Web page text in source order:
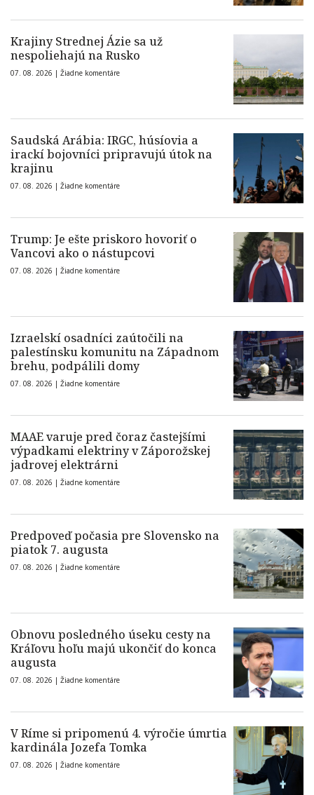
Krajiny Strednej Ázie sa už
nespoliehajú na Rusko
07. 08. 2026 | Žiadne komentáre
Saudská Arábia: IRGC, húsíovia a
irackí bojovníci pripravujú útok na
krajinu
07. 08. 2026 | Žiadne komentáre
Trump: Je ešte priskoro hovoriť o
Vancovi ako o nástupcovi
07. 08. 2026 | Žiadne komentáre
Izraelskí osadníci zaútočili na
palestínsku komunitu na Západnom
brehu, podpálili domy
07. 08. 2026 | Žiadne komentáre
MAAE varuje pred čoraz častejšími
výpadkami elektriny v Záporožskej
jadrovej elektrárni
07. 08. 2026 | Žiadne komentáre
Predpoveď počasia pre Slovensko na
piatok 7. augusta
07. 08. 2026 | Žiadne komentáre
Obnovu posledného úseku cesty na
Kráľovu hoľu majú ukončiť do konca
augusta
07. 08. 2026 | Žiadne komentáre
V Ríme si pripomenú 4. výročie úmrtia
kardinála Jozefa Tomka
07. 08. 2026 | Žiadne komentáre